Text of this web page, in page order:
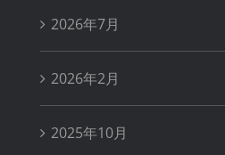
2026年7月
2026年2月
2025年10月